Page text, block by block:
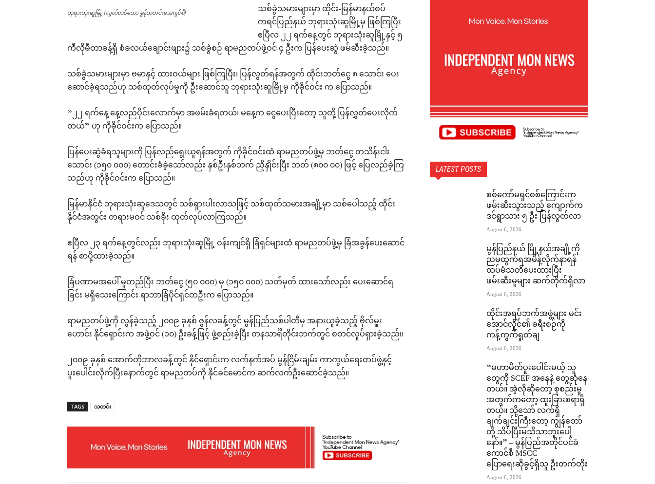
ဘုရားသုံးဆူမြို့ (လွတ်လပ်သော မွန်သတင်းအေဂျင်စီ) သစ်ခွဲသမားများမှာ ထိုင်း-မြန်မာနယ်စပ်
ကရင်ပြည်နယ် ဘုရားသုံးဆူမြို့မှ ဖြစ်ကြပြီး
ဧပြီလ ၂၂ ရက်နေ့တွင် ဘုရားသုံးဆူမြို့နှင့် ၅
ကီလိုမီတာခန့်ရှိ စံခလယ်ချောင်းဖျား၌ သစ်ခွဲစဉ် ရာမညတပ်ဖွဲ့ဝင် ၄ ဦးက ပြန်ပေးဆွဲ ဖမ်ဆီးခဲ့သည်။
သစ်ခွဲသမားများမှာ ဗမာနှင့် ထားဝယ်များ ဖြစ်ကြပြီး၊ ပြန်လွတ်ရန်အတွက် ထိုင်းဘတ်ငွေ ၈ သောင်း ပေး
ဆောင်ခဲ့ရသည်ဟု သစ်ထုတ်လုပ်မှုကို ဦးဆောင်သူ ဘုရားသုံးဆူမြို့မှ ကိုခိုင်ဝင်း က ပြောသည်။
“၂၂ ရက်နေ့ နေ့လည်ပိုင်းလောက်မှာ အဖမ်းခံရတယ်၊ မနေ့က ငွေပေးပြီးတော့ သူတို့ ပြန်လွှတ်ပေးလိုက်
တယ်” ဟု ကိုခိုင်ဝင်းက ပြောသည်။
ပြန်ပေးဆွဲခံရသူများကို ပြန်လည်ရွေးယူရန်အတွက် ကိုခိုင်ဝင်းထံ ရာမညတပ်ဖွဲ့မှ ဘတ်ငွေ တသိန်းငါး
သောင်း (၁၅၀ ၀၀၀) တောင်းခံခဲ့သော်လည်း နှစ်ဦးနှစ်ဘက် ညှိနှိုင်းပြီး ဘတ် (၈၀၀ ၀၀) ဖြင့် ပြေလည်ခဲ့ကြ
သည်ဟု ကိုခိုင်ဝင်းက ပြောသည်။
မြန်မာနိုင်ငံ ဘုရားသုံးဆူဒေသတွင် သစ်ရှားပါးလာသဖြင့် သစ်ထုတ်သမားအချို့မှာ သစ်ပေါသည့် ထိုင်း
နိုင်ငံအတွင်း တရားမဝင် သစ်ခိုး ထုတ်လုပ်လာကြသည်။
ဧပြီလ ၂၃ ရက်နေ့တွင်လည်း ဘုရားသုံးဆူမြို့ ဝန်းကျင်ရှိ ခြံရှင်များထံ ရာမညတပ်ဖွဲ့မှ ခြံအခွန်ပေးဆောင်
ရန် စာပို့ထားခဲ့သည်။
ခြံပဏာမအပေါ် မူတည်ပြီး ဘတ်ငွေ (၅၀ ၀၀၀) မှ (၁၅၀ ၀၀၀) သတ်မှတ် ထားသော်လည်း ပေးဆောင်ရ
ခြင်း မရှိသေးကြောင်း ရာဘာခြံပိုင်ရှင်တဦးက ပြောသည်။
ရာမညတပ်ဖွဲ့ကို လွန်ခဲ့သည့် ၂၀၀၉ ခုနှစ် ဇွန်လခန့်တွင် မွန်ပြည်သစ်ပါတီမှ အနားယူခဲ့သည့် ဗိုလ်မှူး
ဟောင်း နိုင်ရှောင်းက အဖွဲ့ဝင် (၁၀) ဦးခန့်ဖြင့် ဖွဲ့စည်းခဲ့ပြီး တနသာင်္ရီတိုင်းဘက်တွင် စတင်လှုပ်ရှားခဲ့သည်။
၂၀၀၉ ခုနှစ် အောက်တိုဘာလခန့်တွင် နိုင်ရှောင်းက လက်နက်အပ် မွန်ငြိမ်းချမ်း ကာကွယ်ရေးတပ်ဖွဲ့နှင့်
ပူးပေါင်းလိုက်ပြီးနောက်တွင် ရာမညတပ်ကို နိုင်ခင်မောင်က ဆက်လက်ဦးဆောင်ခဲ့သည်။
TAGS သတင်း
LATEST POSTS
စစ်ကော်မရှင်စစ်ကြောင်းက
ဖမ်းဆီးသွားသည့် ကျောက်က
ဒင်ရွာသား ၅ ဦး ပြန်လွတ်လာ
August 6, 2026
မွန်ပြည်နယ် မြို့နယ်အချို့ကို
ညမထွက်ရအမိန့်လိုက်နာရန်
ထပ်မံသတိပေးထားပြီး
ဖမ်းဆီးမှုများ ဆက်တိုက်ရှိလာ
August 6, 2026
ထိုင်းအရပ်ဘက်အဖွဲ့များ မင်း
အောင်လှိုင်၏ ခရီးစဉ်ကို
ကန့်ကွက်ရှုတ်ချ
August 6, 2026
“မဟာမိတ်ပူးပေါင်းမယ့် သူ
တွေကို SCEF အနေနဲ့ တွေ့ဆုံနေ
တယ်။ အဲ့လိုဆိုတော့ စုစည်းမှု
အတွက်ကတော့ ထူးခြားစရာရှိ
တယ်။ သို့သော် လက်ရှိ
ချက်ချင်းကြီးတော့ ကျွန်တော်
တို့ သိပ်ပြီးမသိသာဘူးပေါ့
နော်။” – မွန်ပြည်အတိုင်ပင်ခံ
ကောင်စီ MSCC
ပြောရေးဆိုခွင့်ရှိသူ ဦးတက်တိုး
August 6, 2026